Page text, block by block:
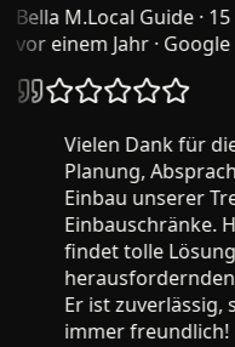
Bella M.Local Guide · 15
vor einem Jahr· Google
Vielen Dank für
Planung,
Einbau unserer
Einbauschränke.
findet tolle
Er ist zuverlässig,
immer freundlich!